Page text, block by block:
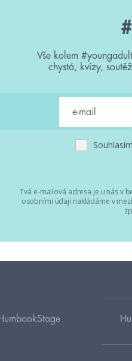
Vše kolem
chystá, kvízy,
Tvá e-mailová adresa je u nás v
osobními údaji nakládáme v